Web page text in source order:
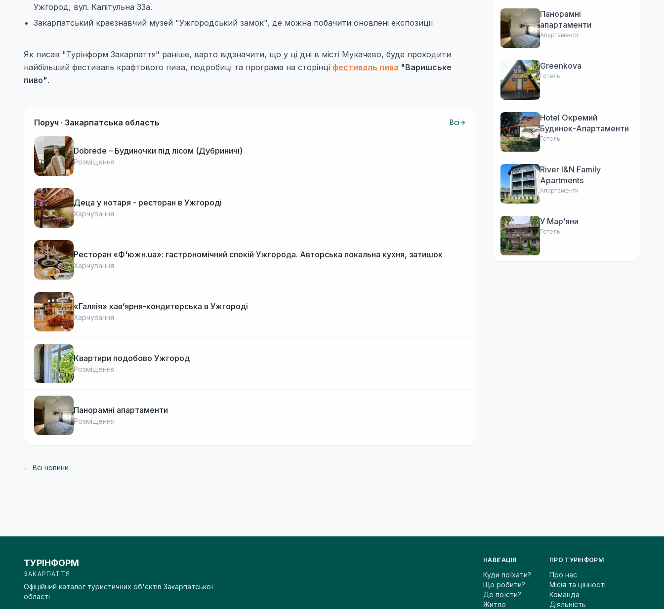
Ужгород, вул. Капітульна 33а.
Закарпатський краєзнавчий музей "Ужгородський замок", де можна побачити оновлені експозиції
Як писав "Турінформ Закарпаття" раніше, варто відзначити, що у ці дні в місті Мукачево, буде проходити
найбільший фестиваль крафтового пива, подробиці та програма на сторінці фестиваль пива "Варишське
пиво".
Поруч · Закарпатська область Всі
Dobrede – Будиночки під лісом (Дубриничі)
Розміщення
Деца у нотаря - ресторан в Ужгороді
Харчування
Ресторан «Ф'южн.ua»: гастрономічний спокій Ужгорода. Авторська локальна кухня, затишок
Харчування
«Галлія» кав’ярня-кондитерська в Ужгороді
Харчування
Квартири подобово Ужгород
Розміщення
Панорамні апартаменти
Розміщення
← Всі новини
Панорамні
апартаменти
Апартаменти
Greenkova
Готель
Hotel Окремий
Будинок-Апартаменти
Готель
River I&N Family
Apartments
Апартаменти
У Марʼяни
Готель
ТУРІНФОРМ
ЗАКАРПАТТЯ
Офіційний каталог туристичних об'єктів Закарпатської
області
НАВІГАЦІЯ
Куди поїхати?
Що робити?
Де поїсти?
Житло
ПРО ТУРІНФОРМ
Про нас
Місія та цінності
Команда
Діяльність